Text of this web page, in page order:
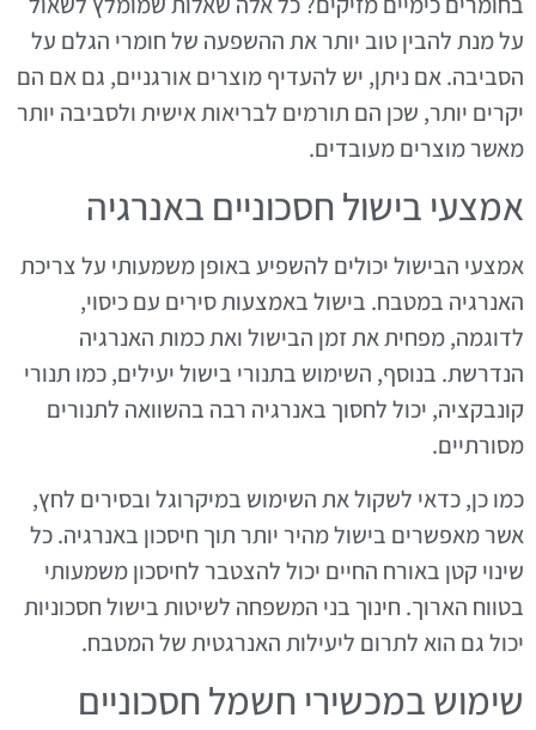
על מנת להבין טוב יותר את ההשפעה של חומרי הגלם על
הסביבה. אם ניתן, יש להעדיף מוצרים אורגניים, גם אם הם
יקרים יותר, שכן הם תורמים לבריאות אישית ולסביבה יותר
מאשר מוצרים מעובדים.
אמצעי בישול חסכוניים באנרגיה
אמצעי הבישול יכולים להשפיע באופן משמעותי על צריכת
האנרגיה במטבח. בישול באמצעות סירים עם כיסוי,
לדוגמה, מפחית את זמן הבישול ואת כמות האנרגיה
הנדרשת. בנוסף, השימוש בתנורי בישול יעילים, כמו תנורי
קונבקציה, יכול לחסוך באנרגיה רבה בהשוואה לתנורים
מסורתיים.
כמו כן, כדאי לשקול את השימוש במיקרוגל ובסירים לחץ,
אשר מאפשרים בישול מהיר יותר תוך חיסכון באנרגיה. כל
שינוי קטן באורח החיים יכול להצטבר לחיסכון משמעותי
בטווח הארוך. חינוך בני המשפחה לשיטות בישול חסכוניות
יכול גם הוא לתרום ליעילות האנרגטית של המטבח.
שימוש במכשירי חשמל חסכוניים